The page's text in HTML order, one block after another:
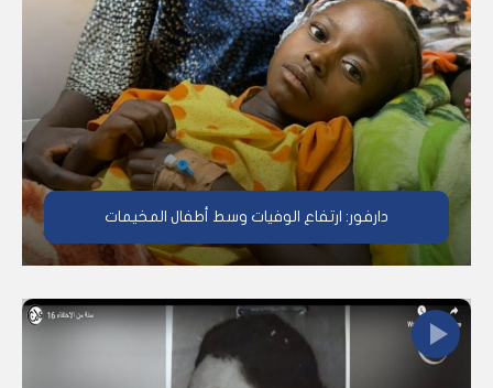
دارفور: ارتفاع الوفيات وسط أطفال المخيمات